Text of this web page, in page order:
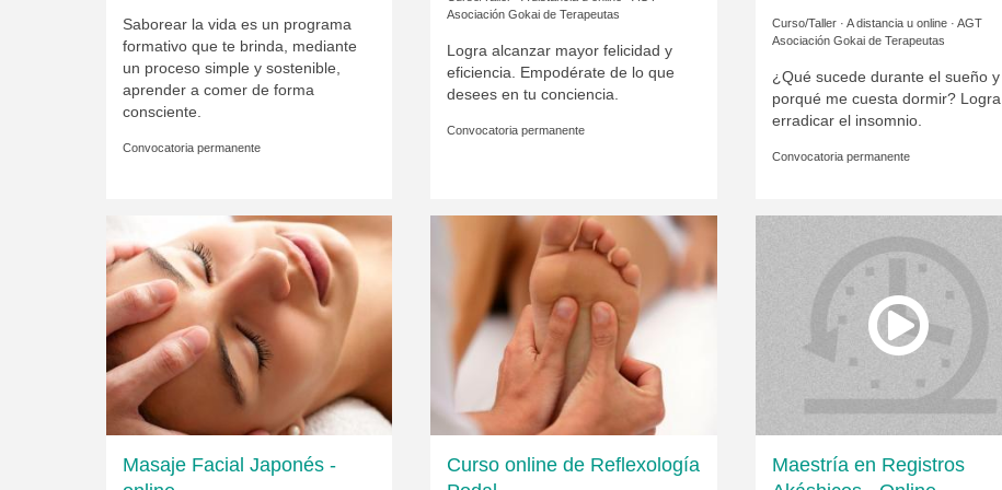
Saborear la vida es un programa
formativo que te brinda, mediante
un proceso simple y sostenible,
aprender a comer de forma
consciente.
Convocatoria permanente
Asociación Gokai de Terapeutas
Logra alcanzar mayor felicidad y
eficiencia. Empodérate de lo que
desees en tu conciencia.
Convocatoria permanente
Curso/Taller · A distancia u online · AGT
Asociación Gokai de Terapeutas
¿Qué sucede durante el sueño y
porqué me cuesta dormir? Logra
erradicar el insomnio.
Convocatoria permanente
Masaje Facial Japonés -
Curso online de Reflexología
Maestría en Registros